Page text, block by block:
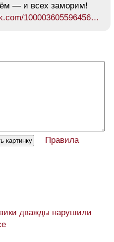
— и всех заморим!
100003605596456…
Правила
дважды нарушили